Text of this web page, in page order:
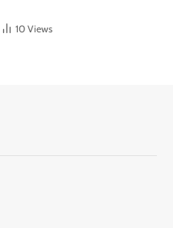
10 Views